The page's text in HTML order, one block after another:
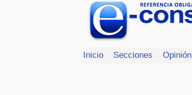
Inicio Secciones Opinión